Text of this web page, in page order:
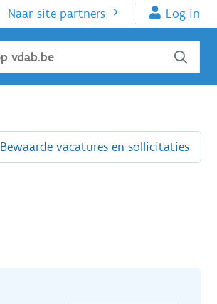
Naar site partners Log in
Bewaarde vacatures en sollicitaties